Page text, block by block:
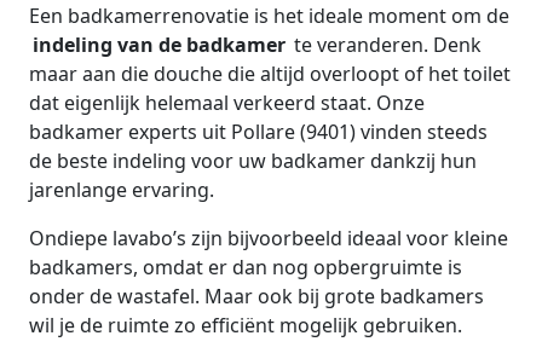
Een badkamerrenovatie is het ideale moment om de
indeling van de badkamer te veranderen. Denk
maar aan die douche die altijd overloopt of het toilet
dat eigenlijk helemaal verkeerd staat. Onze
badkamer experts uit Pollare (9401) vinden steeds
de beste indeling voor uw badkamer dankzij hun
jarenlange ervaring.
Ondiepe lavabo’s zijn bijvoorbeeld ideaal voor kleine
badkamers, omdat er dan nog opbergruimte is
onder de wastafel. Maar ook bij grote badkamers
wil je de ruimte zo efficiënt mogelijk gebruiken.